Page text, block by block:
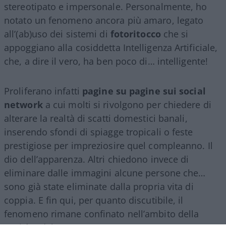
stereotipato e impersonale. Personalmente, ho
notato un fenomeno ancora più amaro, legato
all’(ab)uso dei sistemi di fotoritocco che si
appoggiano alla cosiddetta Intelligenza Artificiale,
che, a dire il vero, ha ben poco di… intelligente!
Proliferano infatti pagine su pagine sui social
networka cui molti si rivolgono per chiedere di
alterare la realtà di scatti domestici banali,
inserendo sfondi di spiagge tropicali o feste
prestigiose per impreziosire quel compleanno. Il
dio dell’apparenza. Altri chiedono invece di
eliminare dalle immagini alcune persone che…
sono già state eliminate dalla propria vita di
coppia. E fin qui, per quanto discutibile, il
fenomeno rimane confinato nell’ambito della
vanità e del rancore.